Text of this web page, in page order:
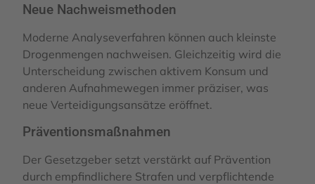
Neue Nachweismethoden
Moderne Analyseverfahren können auch kleinste
Drogenmengen nachweisen. Gleichzeitig wird die
Unterscheidung zwischen aktivem Konsum und
anderen Aufnahmewegen immer präziser, was
neue Verteidigungsansätze eröffnet.
Präventionsmaßnahmen
Der Gesetzgeber setzt verstärkt auf Prävention
durch empfindlichere Strafen und verpflichtende